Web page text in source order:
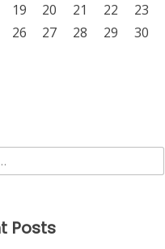
19 20 21 22
23
26 27 28 29
30
Posts